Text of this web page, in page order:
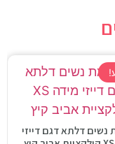
נשים דלתא דגם דייזי